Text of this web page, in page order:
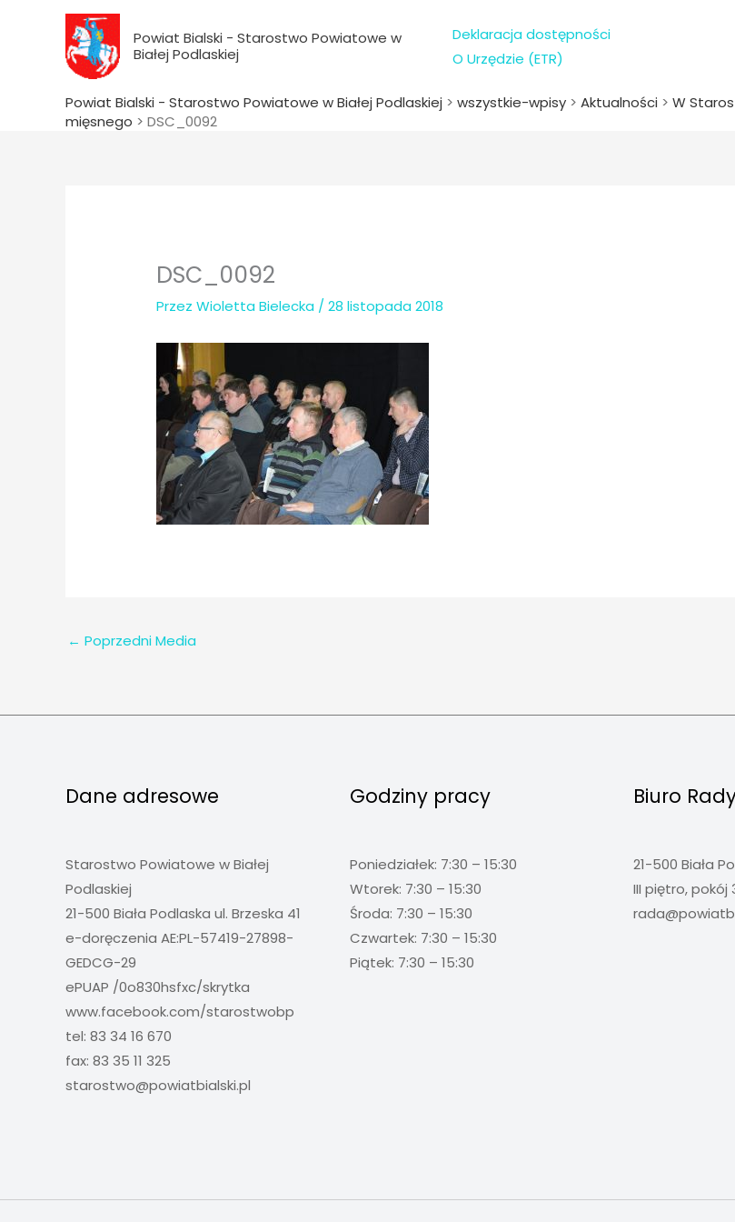
Powiat Bialski - Starostwo Powiatowe w
Białej Podlaskiej
Deklaracja dostępności
O Urzędzie (ETR)
Powiat Bialski - Starostwo Powiatowe w Białej Podlaskiej > wszystkie-wpisy > Aktualności > W
mięsnego > DSC_0092
DSC_0092
PrzezWioletta Bielecka /28 listopada 2018
← Poprzedni Media
Dane adresowe
Starostwo Powiatowe w Białej
Podlaskiej
21-500 Biała Podlaska ul. Brzeska 41
e-doręczenia AE:PL-57419-27898-
GEDCG-29
ePUAP /0o830hsfxc/skrytka
www.facebook.com/starostwobp
tel: 83 34 16 670
fax: 83 35 11 325
starostwo@powiatbialski.pl
Godziny pracy
Poniedziałek: 7:30 – 15:30
Wtorek: 7:30 – 15:30
Środa: 7:30 – 15:30
Czwartek: 7:30 – 15:30
Piątek: 7:30 – 15:30
Biuro
21-500 Biała
III piętro, pokój